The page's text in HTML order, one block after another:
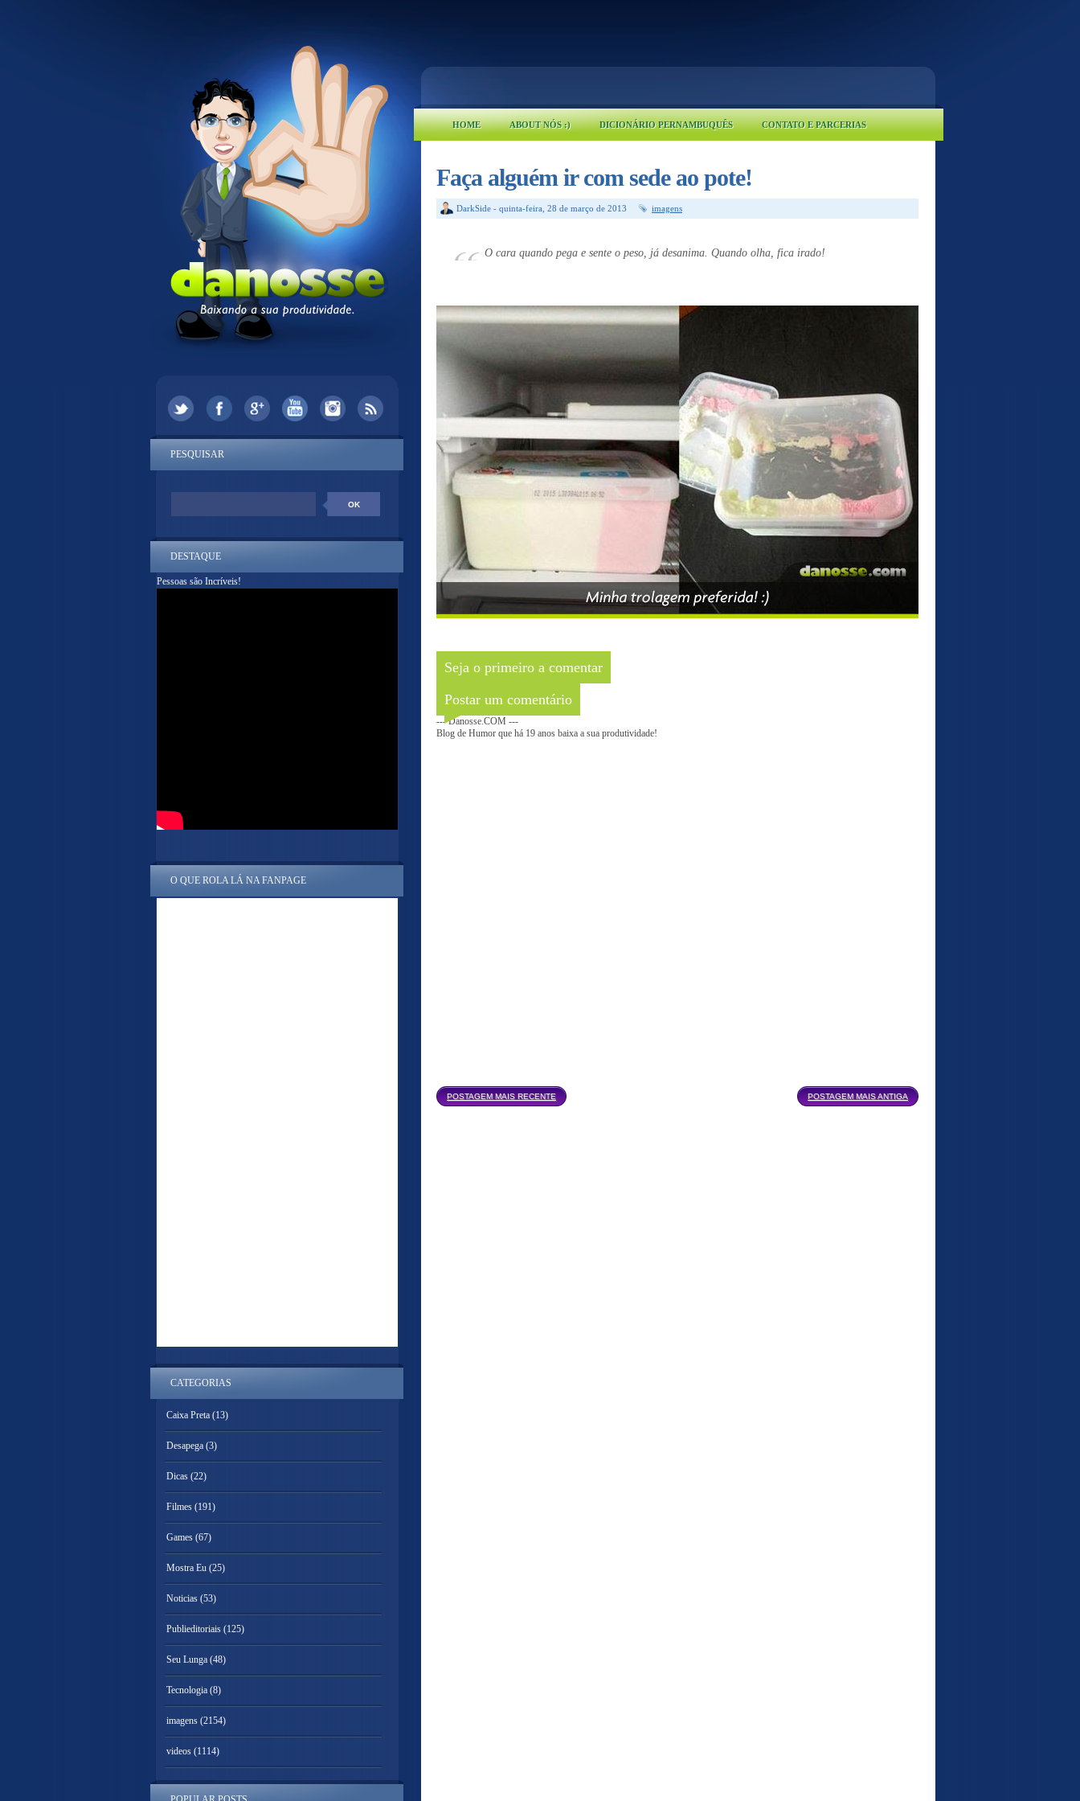
HOME ABOUT NÓS :) DICIONÁRIO PERNAMBUQUÊS CONTATO E PARCERIAS
Faça alguém ir com sede ao pote!
DarkSide - quinta-feira, 28 de março de 2013 imagens
O cara quando pega e sente o peso, já desanima. Quando olha, fica irado!
Seja o primeiro a comentar
Postar um comentário
--- Danosse.COM ---
Blog de Humor que há 19 anos baixa a sua produtividade!
POSTAGEM MAIS RECENTE POSTAGEM MAIS ANTIGA
PESQUISAR
DESTAQUE
Pessoas são Incríveis!
O QUE ROLA LÁ NA FANPAGE
CATEGORIAS
Caixa Preta (13)
Desapega (3)
Dicas (22)
Filmes (191)
Games (67)
Mostra Eu (25)
Noticias (53)
Publieditoriais (125)
Seu Lunga (48)
Tecnologia (8)
imagens (2154)
videos (1114)